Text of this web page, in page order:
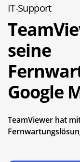
IT-Support
seine
Google
TeamViewer hat